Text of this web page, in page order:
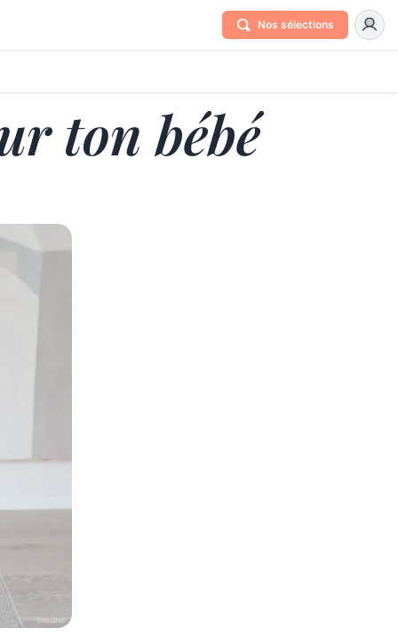
Nos sélections
ton bébé